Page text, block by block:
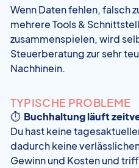
Wenn Daten fehlen, falsch
mehrere Tools &
zusammenspielen, wird
Steuerberatung zur sehr
Nachhinein.
TYPISCHE PROBLEME
⏱️ Buchhaltung läuft
Du hast keine
dadurch keine
Gewinn und Kosten und